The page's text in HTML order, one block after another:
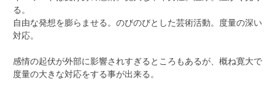
る。
自由な発想を膨らませる。のびのびとした芸術活動。度量の深い
対応。
感情の起伏が外部に影響されすぎるところもあるが、概ね寛大で
度量の大きな対応をする事が出来る。